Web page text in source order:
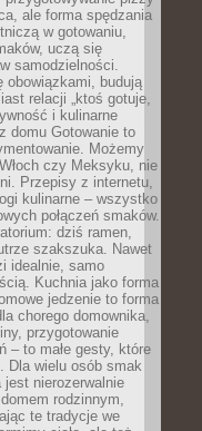
ale forma spędzania
w gotowaniu,
uczą się
samodzielności.
obowiązkami, budują
relacji „ktoś gotuje,
i kulinarne
domu Gotowanie to
Możemy
czy Meksyku, nie
Przepisy z internetu,
kulinarne – wszystko
połączeń smaków.
dziś ramen,
szakszuka. Nawet
idealnie, samo
Kuchnia jako forma
jedzenie to forma
chorego domownika,
przygotowanie
– to małe gesty, które
Dla wielu osób smak
nierozerwalnie
rodzinnym,
te tradycje we